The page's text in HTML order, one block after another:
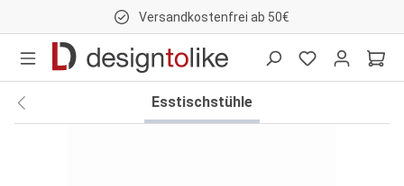
Versandkostenfrei ab 50€
Esstischstühle